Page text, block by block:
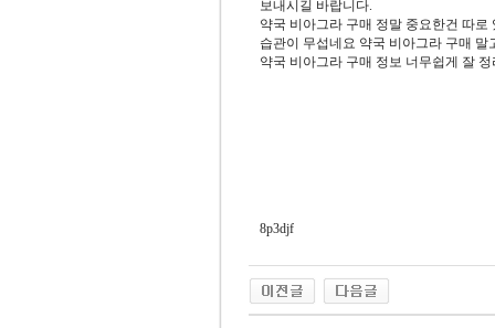
보내시길 바랍니다.
약국 비아그라 구매 정말 중요한건 따로
습관이 무섭네요 약국 비아그라 구매
약국 비아그라 구매 정보 너무쉽게 잘
8p3djf